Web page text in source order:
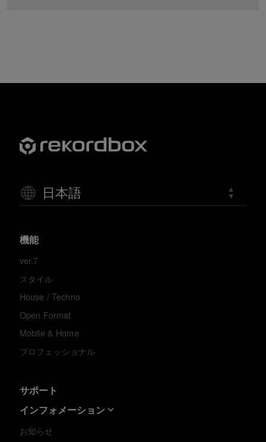
日本語
機能
ver.7
スタイル
House / Techno
Open Format
Mobile & Home
プロフェッショナル
サポート
インフォメーション
お知らせ